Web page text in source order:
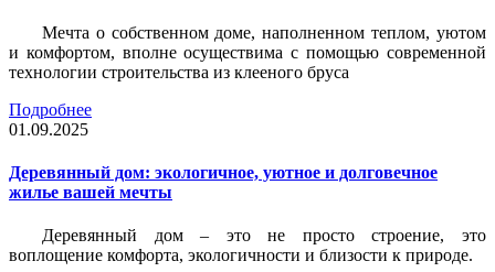
Мечта о собственном доме, наполненном теплом, уютом
и комфортом, вполне осуществима с помощью современной
технологии строительства из клееного бруса
Подробнее
01.09.2025
Деревянный дом: экологичное, уютное и долговечное
жилье вашей мечты
Деревянный дом – это не просто строение, это
воплощение комфорта, экологичности и близости к природе.